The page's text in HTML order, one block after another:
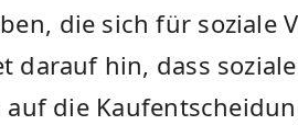
⁣die sich für soziale
darauf hin, dass
die⁣